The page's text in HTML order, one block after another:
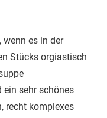
wenn es in der
Stücks orgiastisch
sehr schönes
recht komplexes